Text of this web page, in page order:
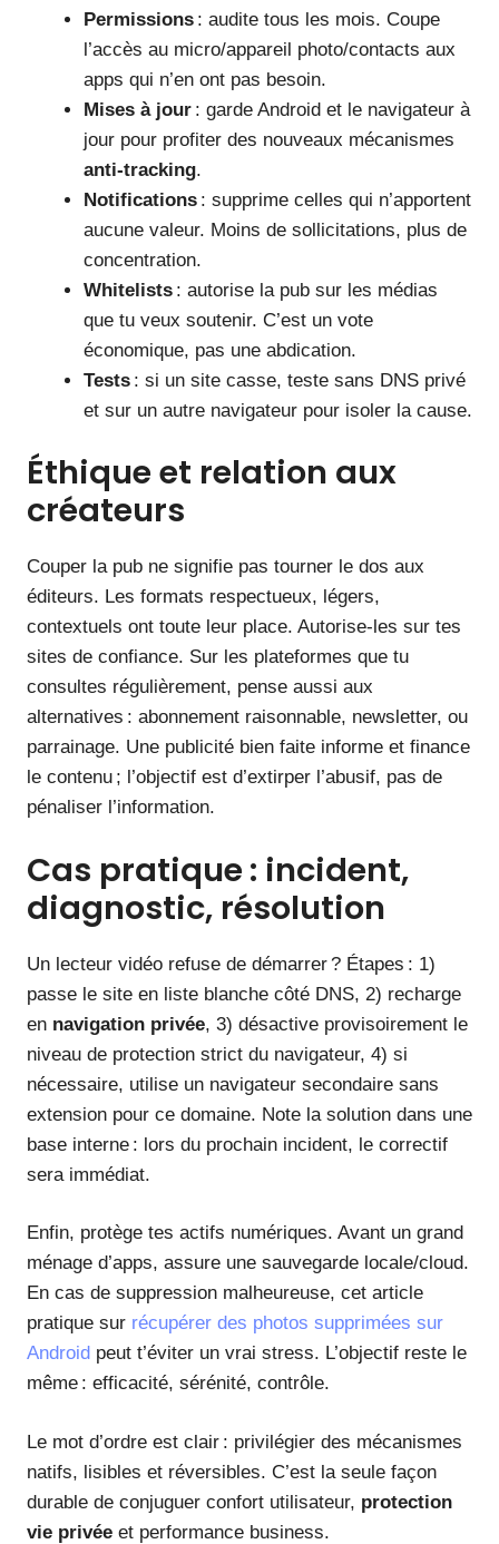
Permissions : audite tous les mois. Coupe
l’accès au micro/appareil photo/contacts aux
apps qui n’en ont pas besoin.
Mises à jour : garde Android et le navigateur à
jour pour profiter des nouveaux mécanismes
anti-tracking.
Notifications : supprime celles qui n’apportent
aucune valeur. Moins de sollicitations, plus de
concentration.
Whitelists : autorise la pub sur les médias
que tu veux soutenir. C’est un vote
économique, pas une abdication.
Tests : si un site casse, teste sans DNS privé
et sur un autre navigateur pour isoler la cause.
Éthique et relation aux
créateurs
Couper la pub ne signifie pas tourner le dos aux
éditeurs. Les formats respectueux, légers,
contextuels ont toute leur place. Autorise-les sur tes
sites de confiance. Sur les plateformes que tu
consultes régulièrement, pense aussi aux
alternatives : abonnement raisonnable, newsletter, ou
parrainage. Une publicité bien faite informe et finance
le contenu ; l’objectif est d’extirper l’abusif, pas de
pénaliser l’information.
Cas pratique : incident,
diagnostic, résolution
Un lecteur vidéo refuse de démarrer ? Étapes : 1)
passe le site en liste blanche côté DNS, 2) recharge
en navigation privée, 3) désactive provisoirement le
niveau de protection strict du navigateur, 4) si
nécessaire, utilise un navigateur secondaire sans
extension pour ce domaine. Note la solution dans une
base interne : lors du prochain incident, le correctif
sera immédiat.
Enfin, protège tes actifs numériques. Avant un grand
ménage d’apps, assure une sauvegarde locale/cloud.
En cas de suppression malheureuse, cet article
pratique sur récupérer des photos supprimées sur
Android peut t’éviter un vrai stress. L’objectif reste le
même : efficacité, sérénité, contrôle.
Le mot d’ordre est clair : privilégier des mécanismes
natifs, lisibles et réversibles. C’est la seule façon
durable de conjuguer confort utilisateur, protection
vie privée et performance business.